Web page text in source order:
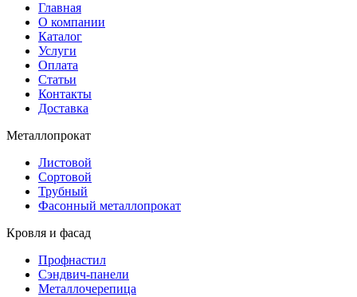
Главная
О компании
Каталог
Услуги
Оплата
Статьи
Контакты
Доставка
Металлопрокат
Листовой
Сортовой
Трубный
Фасонный металлопрокат
Кровля и фасад
Профнастил
Сэндвич-панели
Металлочерепица